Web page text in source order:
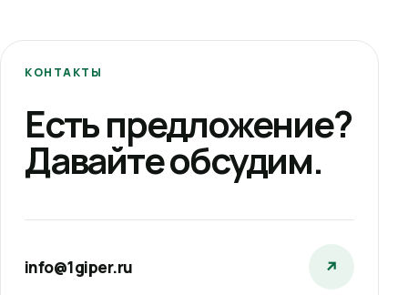
КОНТАКТЫ
Есть предложение?
Давайте обсудим.
info@1giper.ru ↗